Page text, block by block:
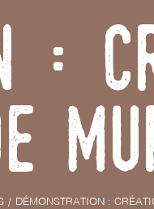
:
DÉMONSTRATION :